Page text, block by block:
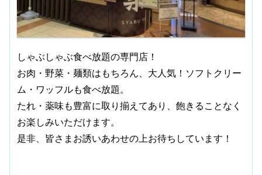
しゃぶしゃぶ食べ放題の専門店！
お肉・野菜・麺類はもちろん、大人気！ソフトクリー
ム・ワッフルも食べ放題。
たれ・薬味も豊富に取り揃えてあり、飽きることなく
お楽しみいただけます。
是非、皆さまお誘いあわせの上お待ちしています！